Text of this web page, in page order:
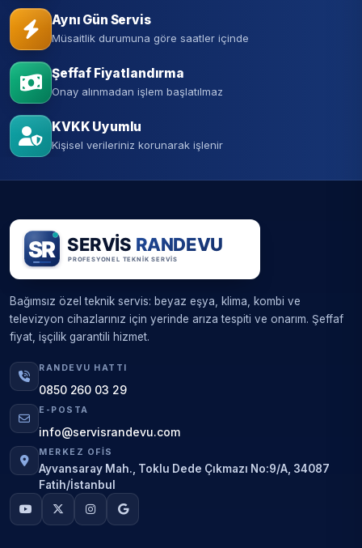
Aynı Gün Servis
Müsaitlik durumuna göre saatler içinde
Şeffaf Fiyatlandırma
Onay alınmadan işlem başlatılmaz
KVKK Uyumlu
Kişisel verileriniz korunarak işlenir
Bağımsız özel teknik servis: beyaz eşya, klima, kombi ve
televizyon cihazlarınız için yerinde arıza tespiti ve onarım. Şeffaf
fiyat, işçilik garantili hizmet.
RANDEVU HATTI
0850 260 03 29
E-POSTA
info@servisrandevu.com
MERKEZ OFIS
Ayvansaray Mah., Toklu Dede Çıkmazı No:9/A, 34087
Fatih/İstanbul